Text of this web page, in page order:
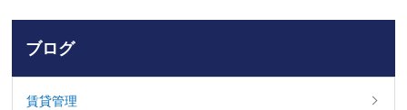
ブログ
賃貸管理